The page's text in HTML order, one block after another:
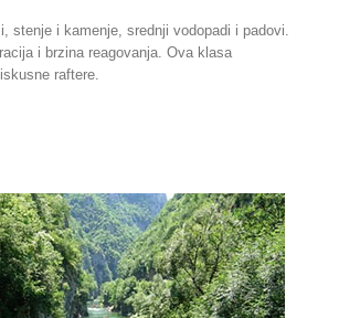
stenje i kamenje, srednji vodopadi i padovi.
i brzina reagovanja. Ova klasa
raftere.